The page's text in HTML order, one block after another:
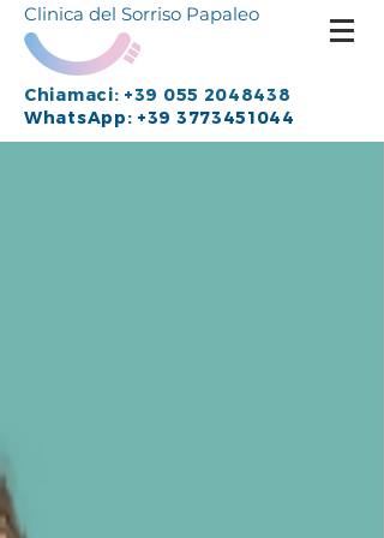
Clinica del Sorriso Papaleo
Chiamaci: +39 055 2048438
WhatsApp: +39 3773451044